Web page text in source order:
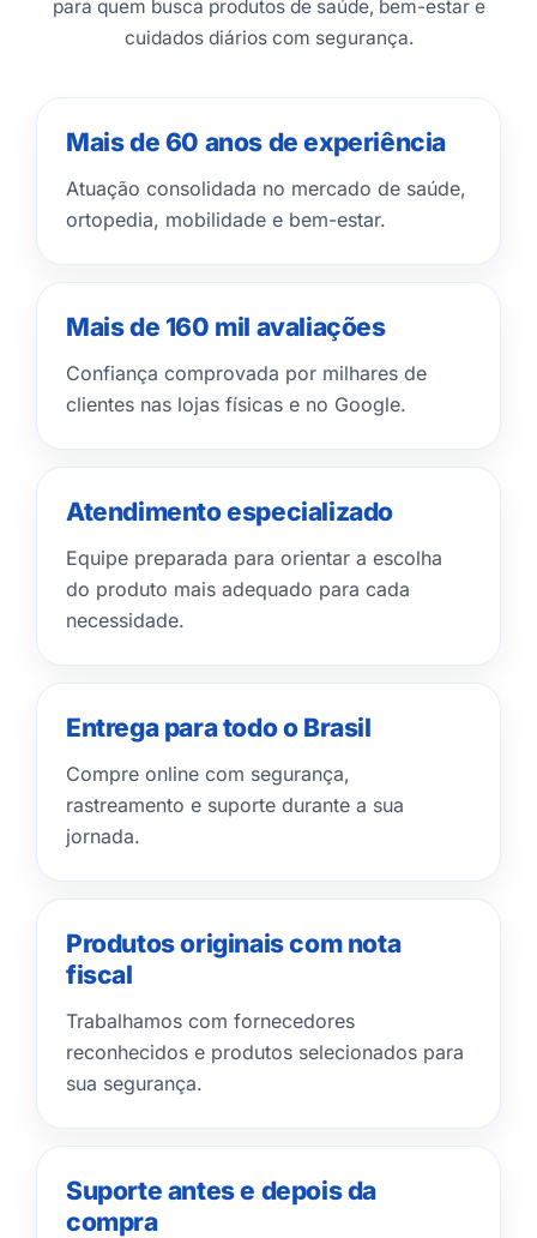
para quem busca produtos de saúde, bem-estar e
cuidados diários com segurança.
Mais de 60 anos de experiência
Atuação consolidada no mercado de saúde,
ortopedia, mobilidade e bem-estar.
Mais de 160 mil avaliações
Confiança comprovada por milhares de
clientes nas lojas físicas e no Google.
Atendimento especializado
Equipe preparada para orientar a escolha
do produto mais adequado para cada
necessidade.
Entrega para todo o Brasil
Compre online com segurança,
rastreamento e suporte durante a sua
jornada.
Produtos originais com nota
fiscal
Trabalhamos com fornecedores
reconhecidos e produtos selecionados para
sua segurança.
Suporte antes e depois da
compra